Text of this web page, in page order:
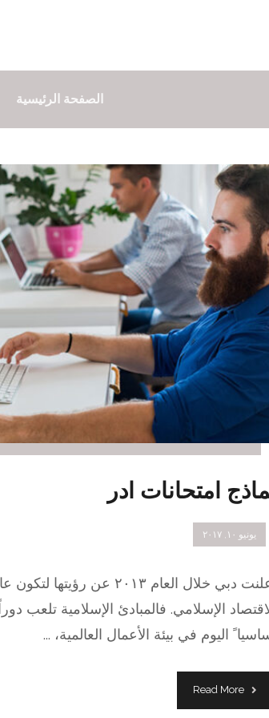
الصفحة الرئيسية
امتحانات ادر
يونيو ١٠, ٢٠١٧
أعلنت دبي خلال العام ٢٠١٣ عن رؤيتها
الإسلامي. فالمبادئ الإسلامية تلعب دوراً
اليوم في بيئة الأعمال العالمية، ...
Read More